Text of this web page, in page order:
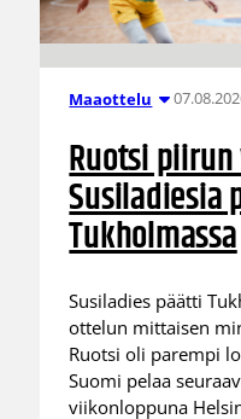
Maaottelu
Ruotsi
Susiladiesia
Tukholmassa
Susiladies päätti
ottelun mittaisen
Ruotsi oli parempi
Suomi pelaa
viikonloppuna